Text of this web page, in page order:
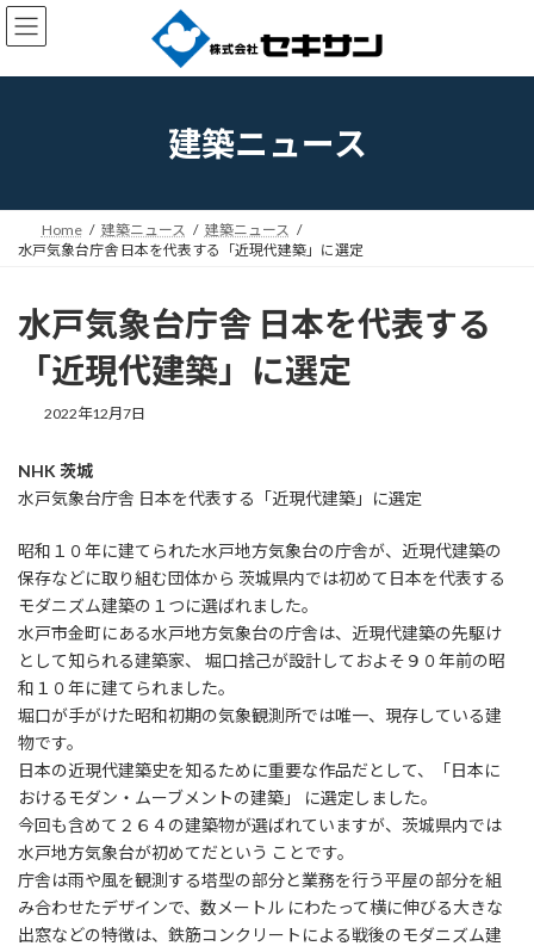
コ
ン
ン
ナ
ビ
ー
建築ニュース
Home 建築ニュース
建築ニュース
水戸気象台庁舎 日本を代表する「近現代建築」に選定
水戸気象台庁舎 日本を代表する
「近現代建築」に選定
2022年12月7日
NHK 茨城
水戸気象台庁舎 日本を代表する「近現代建築」に選定
昭和１０年に建てられた水戸地方気象台の庁舎が、近現代建築の
保存などに取り組む団体から 茨城県内では初めて日本を代表する
モダニズム建築の１つに選ばれました。
水戸市金町にある水戸地方気象台の庁舎は、近現代建築の先駆け
として知られる建築家、 堀口捨己が設計しておよそ９０年前の昭
和１０年に建てられました。
堀口が手がけた昭和初期の気象観測所では唯一、現存している建
物です。
日本の近現代建築史を知るために重要な作品だとして、「日本に
おけるモダン・ムーブメントの建築」 に選定しました。
今回も含めて２６４の建築物が選ばれていますが、茨城県内では
水戸地方気象台が初めてだという ことです。
庁舎は雨や風を観測する塔型の部分と業務を行う平屋の部分を組
み合わせたデザインで、数メートル にわたって横に伸びる大きな
出窓などの特徴は、鉄筋コンクリートによる戦後のモダニズム建